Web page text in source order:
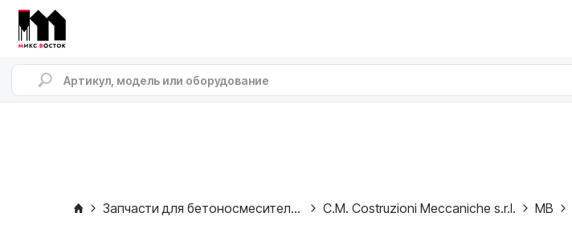
Запчасти для бетоносмесителей C.M. Costruzioni Meccaniche s.r.l. MB